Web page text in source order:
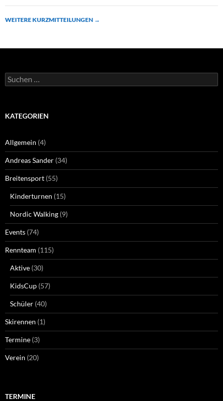
WEITERE KURZMITTEILUNGEN →
Suchen
nach:
KATEGORIEN
Allgemein (4)
Andreas Sander (34)
Breitensport (55)
Kinderturnen (15)
Nordic Walking (9)
Events (74)
Rennteam (115)
Aktive (30)
KidsCup (57)
Schüler (40)
Skirennen (1)
Termine (3)
Verein (20)
TERMINE